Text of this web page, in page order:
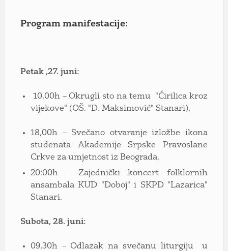
Program manifestacije:
Petak ,27. juni:
10,00h – Okrugli sto na temu "Ćirilica kroz
vijekove" (OŠ. "D. Maksimović" Stanari),
18,00h – Svečano otvaranje izložbe ikona
studenata Akademije Srpske Pravoslane
Crkve za umjetnost iz Beograda,
20:00h – Zajednički koncert folklornih
ansambala KUD "Doboj" i SKPD "Lazarica"
Stanari.
Subota, 28. juni:
09,30h – Odlazak na svečanu liturgiju u